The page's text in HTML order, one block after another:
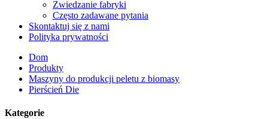
Zwiedzanie fabryki
Często zadawane pytania
Skontaktuj się z nami
Polityka prywatności
Dom
Produkty
Maszyny do produkcji peletu z biomasy
Pierścień Die
Kategorie